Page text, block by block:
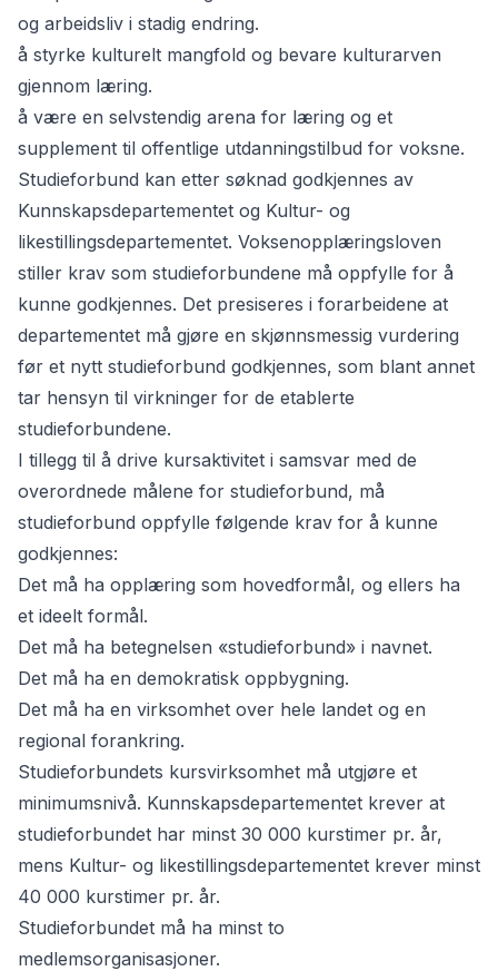
og arbeidsliv i stadig endring.
å styrke kulturelt mangfold og bevare kulturarven
gjennom læring.
å være en selvstendig arena for læring og et
supplement til offentlige utdanningstilbud for voksne.
Studieforbund kan etter søknad godkjennes av
Kunnskapsdepartementet og Kultur- og
likestillingsdepartementet. Voksenopplæringsloven
stiller krav som studieforbundene må oppfylle for å
kunne godkjennes. Det presiseres i forarbeidene at
departementet må gjøre en skjønnsmessig vurdering
før et nytt studieforbund godkjennes, som blant annet
tar hensyn til virkninger for de etablerte
studieforbundene.
I tillegg til å drive kursaktivitet i samsvar med de
overordnede målene for studieforbund, må
studieforbund oppfylle følgende krav for å kunne
godkjennes:
Det må ha opplæring som hovedformål, og ellers ha
et ideelt formål.
Det må ha betegnelsen «studieforbund» i navnet.
Det må ha en demokratisk oppbygning.
Det må ha en virksomhet over hele landet og en
regional forankring.
Studieforbundets kursvirksomhet må utgjøre et
minimumsnivå. Kunnskapsdepartementet krever at
studieforbundet har minst 30 000 kurstimer pr. år,
mens Kultur- og likestillingsdepartementet krever minst
40 000 kurstimer pr. år.
Studieforbundet må ha minst to
medlemsorganisasjoner.